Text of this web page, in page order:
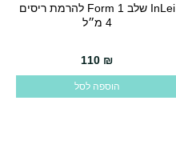
InLei שלב Form 1 להרמת ריסים
4 מ״ל
110 ₪
הוספה לסל